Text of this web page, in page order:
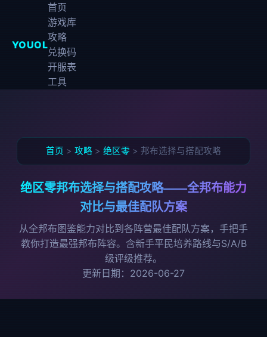
YOUOL
首页
游戏库
攻略
兑换码
开服表
工具
首页 > 攻略 > 绝区零 > 邦布选择与搭配攻略
绝区零邦布选择与搭配攻略——全邦布能力
对比与最佳配队方案
从全邦布图鉴能力对比到各阵营最佳配队方案，手把手
教你打造最强邦布阵容。含新手平民培养路线与S/A/B
级评级推荐。
更新日期：2026-06-27